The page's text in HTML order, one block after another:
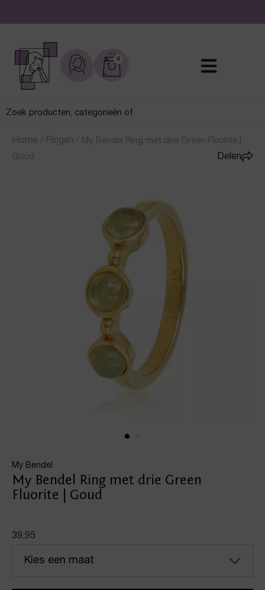
De leukste sieraden online en in de winkel
0
Home / Ringen / My Bendel Ring met drie Green Fluorite |
Goud
My Bendel
My Bendel Ring met drie Green
Fluorite | Goud
Delen
39,95
Kies een maat